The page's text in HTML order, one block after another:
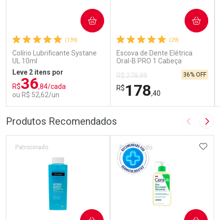
(139)
Colírio Lubrificante Systane
UL 10ml
Leve 2 itens por
R$36,84/cada
ou R$ 52,62/un
COMPRAR
FECHAR
FECHAR
Por Menos
(29)
Escova de Dente Elétrica
Oral-B PRO 1 Cabeça
Redonda Recarregável 1
Unidade
R$ 278,99
R$178,40
36% OFF
COMPRAR
Por Menos
Produtos Recomendados Imagem
Patrocinado Patrocinado